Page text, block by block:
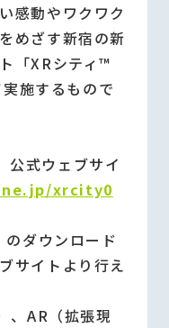
感動やワクワク
めざす新宿の新
「XRシティ™
施するもので
公式ウェブサイ
xrcity0
ダウンロード
サイトより行え
、AR（拡張現